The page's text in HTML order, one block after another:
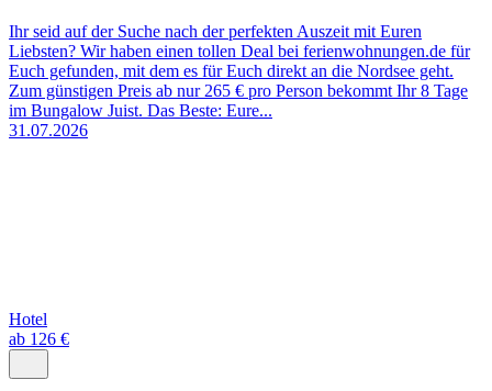
Ihr seid auf der Suche nach der perfekten Auszeit mit Euren
Liebsten? Wir haben einen tollen Deal bei ferienwohnungen.de für
Euch gefunden, mit dem es für Euch direkt an die Nordsee geht.
Zum günstigen Preis ab nur 265 € pro Person bekommt Ihr 8 Tage
im Bungalow Juist. Das Beste: Eure...
31.07.2026
Hotel
ab 126 €